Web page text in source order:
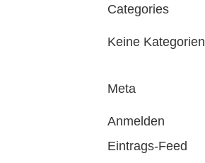
Categories
Keine Kategorien
Meta
Anmelden
Eintrags-Feed